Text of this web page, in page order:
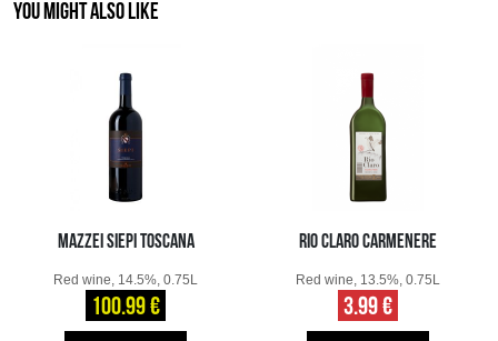
YOU MIGHT ALSO LIKE
MAZZEI SIEPI TOSCANA
Red wine, 14.5%, 0.75L
100.99 €
RIO CLARO CARMENERE
Red wine, 13.5%, 0.75L
3.99 €